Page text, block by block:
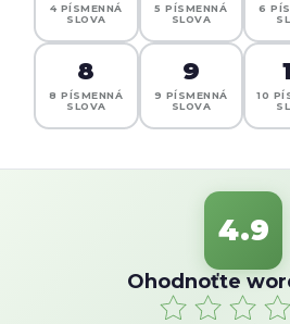
4 PÍSMENNÁ
SLOVA
5 PÍSMENNÁ
SLOVA
6
8
8 PÍSMENNÁ
SLOVA
9
9 PÍSMENNÁ
SLOVA
10
4.9
Ohodnoťte